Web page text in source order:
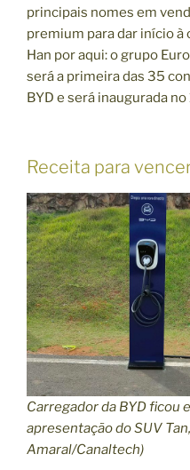
principais nomes em
premium para dar início à
Han por aqui: o grupo
será a primeira das 35
BYD e será inaugurada
Receita para
Carregador da BYD ficou
apresentação do SUV
Amaral/Canaltech)